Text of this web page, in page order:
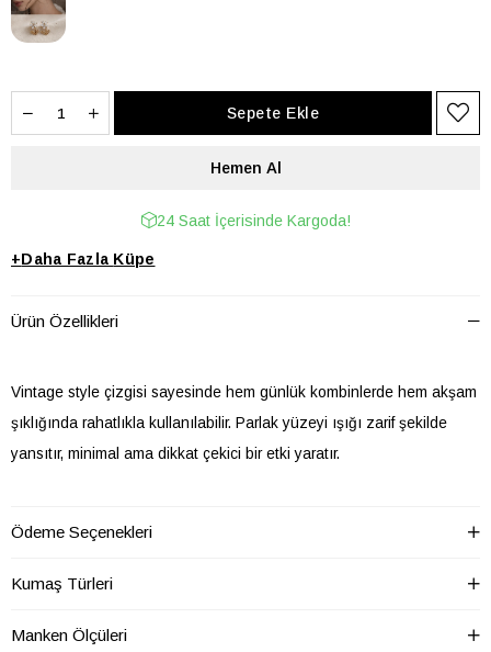
24 Saat İçerisinde Kargoda!
+Daha Fazla Küpe
Ürün Özellikleri
Vintage style çizgisi sayesinde hem günlük kombinlerde hem akşam
şıklığında rahatlıkla kullanılabilir. Parlak yüzeyi ışığı zarif şekilde
yansıtır, minimal ama dikkat çekici bir etki yaratır.
• Sıvı teması olmadıkça kararma yapmaz
• Günlük ve özel gün kombinlerine uygundur
Sağlık açısından aksesuarlarımızda iade ve değişim
Ödeme Seçenekleri
Kumaş Türleri
Manken Ölçüleri